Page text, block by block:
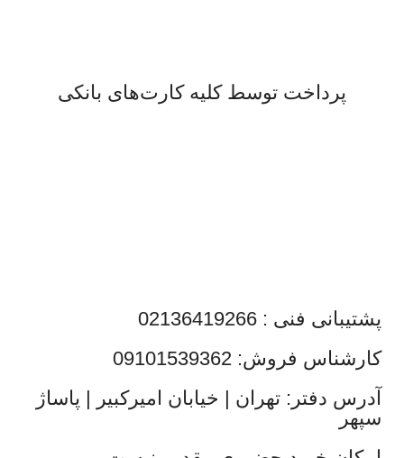
پرداخت توسط کلیه کارت‌های بانکی
پشتیبانی فنی : 02136419266
کارشناس فروش: 09101539362
آدرس دفتر: تهران | خیابان امیرکبیر | پاساژ
سپهر